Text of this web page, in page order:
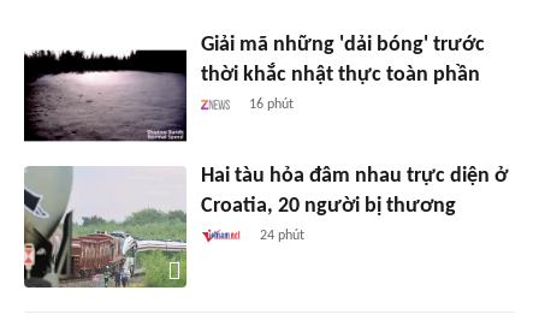
Giải mã những 'dải bóng' trước
thời khắc nhật thực toàn phần
16 phút
Hai tàu hỏa đâm nhau trực diện ở
Croatia, 20 người bị thương
24 phút